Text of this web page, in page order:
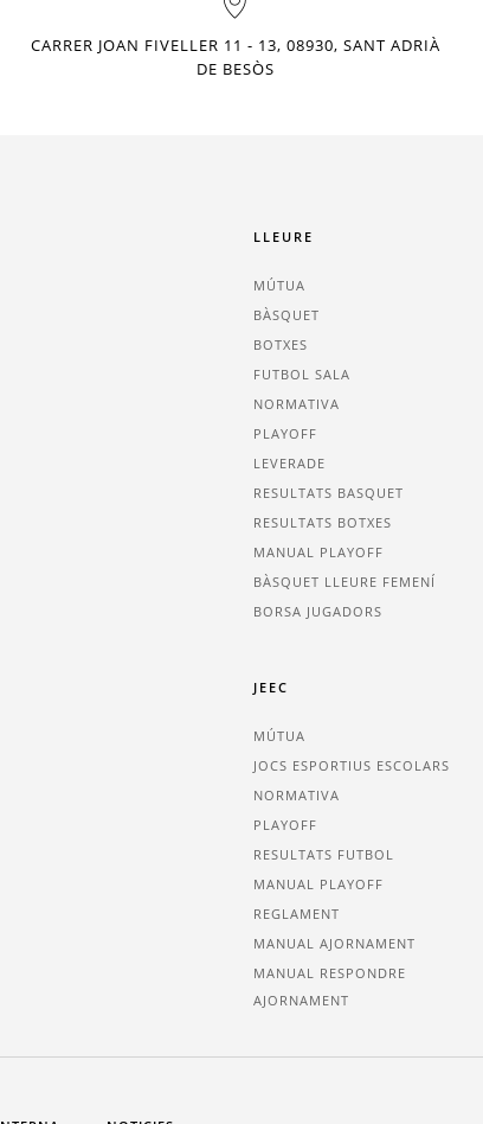
CARRER JOAN FIVELLER 11 - 13, 08930, SANT ADRIÀ
DE BESÒS
LLEURE
MÚTUA
BÀSQUET
BOTXES
FUTBOL SALA
NORMATIVA
PLAYOFF
LEVERADE
RESULTATS BASQUET
RESULTATS BOTXES
MANUAL PLAYOFF
BÀSQUET LLEURE FEMENÍ
BORSA JUGADORS
JEEC
MÚTUA
JOCS ESPORTIUS ESCOLARS
NORMATIVA
PLAYOFF
RESULTATS FUTBOL
MANUAL PLAYOFF
REGLAMENT
MANUAL AJORNAMENT
MANUAL RESPONDRE
AJORNAMENT